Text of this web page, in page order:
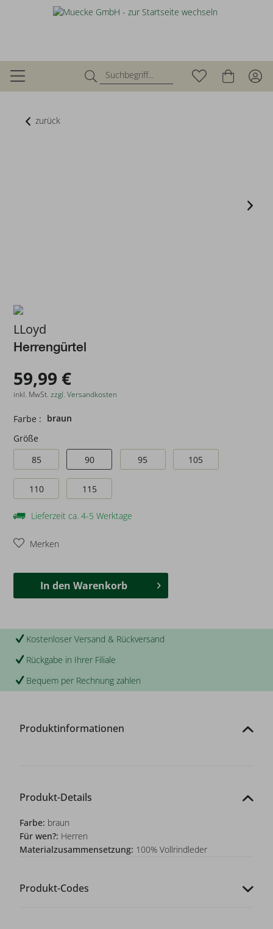
zurück
LLoyd
Herrengürtel
59,99 €
inkl. MwSt.zzgl. Versandkosten
Farbe : braun
Größe
85
90 95 105
110 115
Lieferzeit ca. 4-5 Werktage
Merken
In den Warenkorb
Kostenloser Versand & Rückversand
Rückgabe in Ihrer Filiale
Bequem per Rechnung zahlen
Produktinformationen
Produkt-Details
Farbe: braun
Für wen?: Herren
Materialzusammensetzung: 100% Vollrindleder
Produkt-Codes